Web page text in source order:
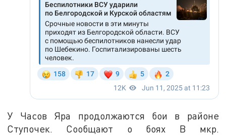
У Часов Яра продолжаются бои в районе
Ступочек. Сообщают о боях В мкр.